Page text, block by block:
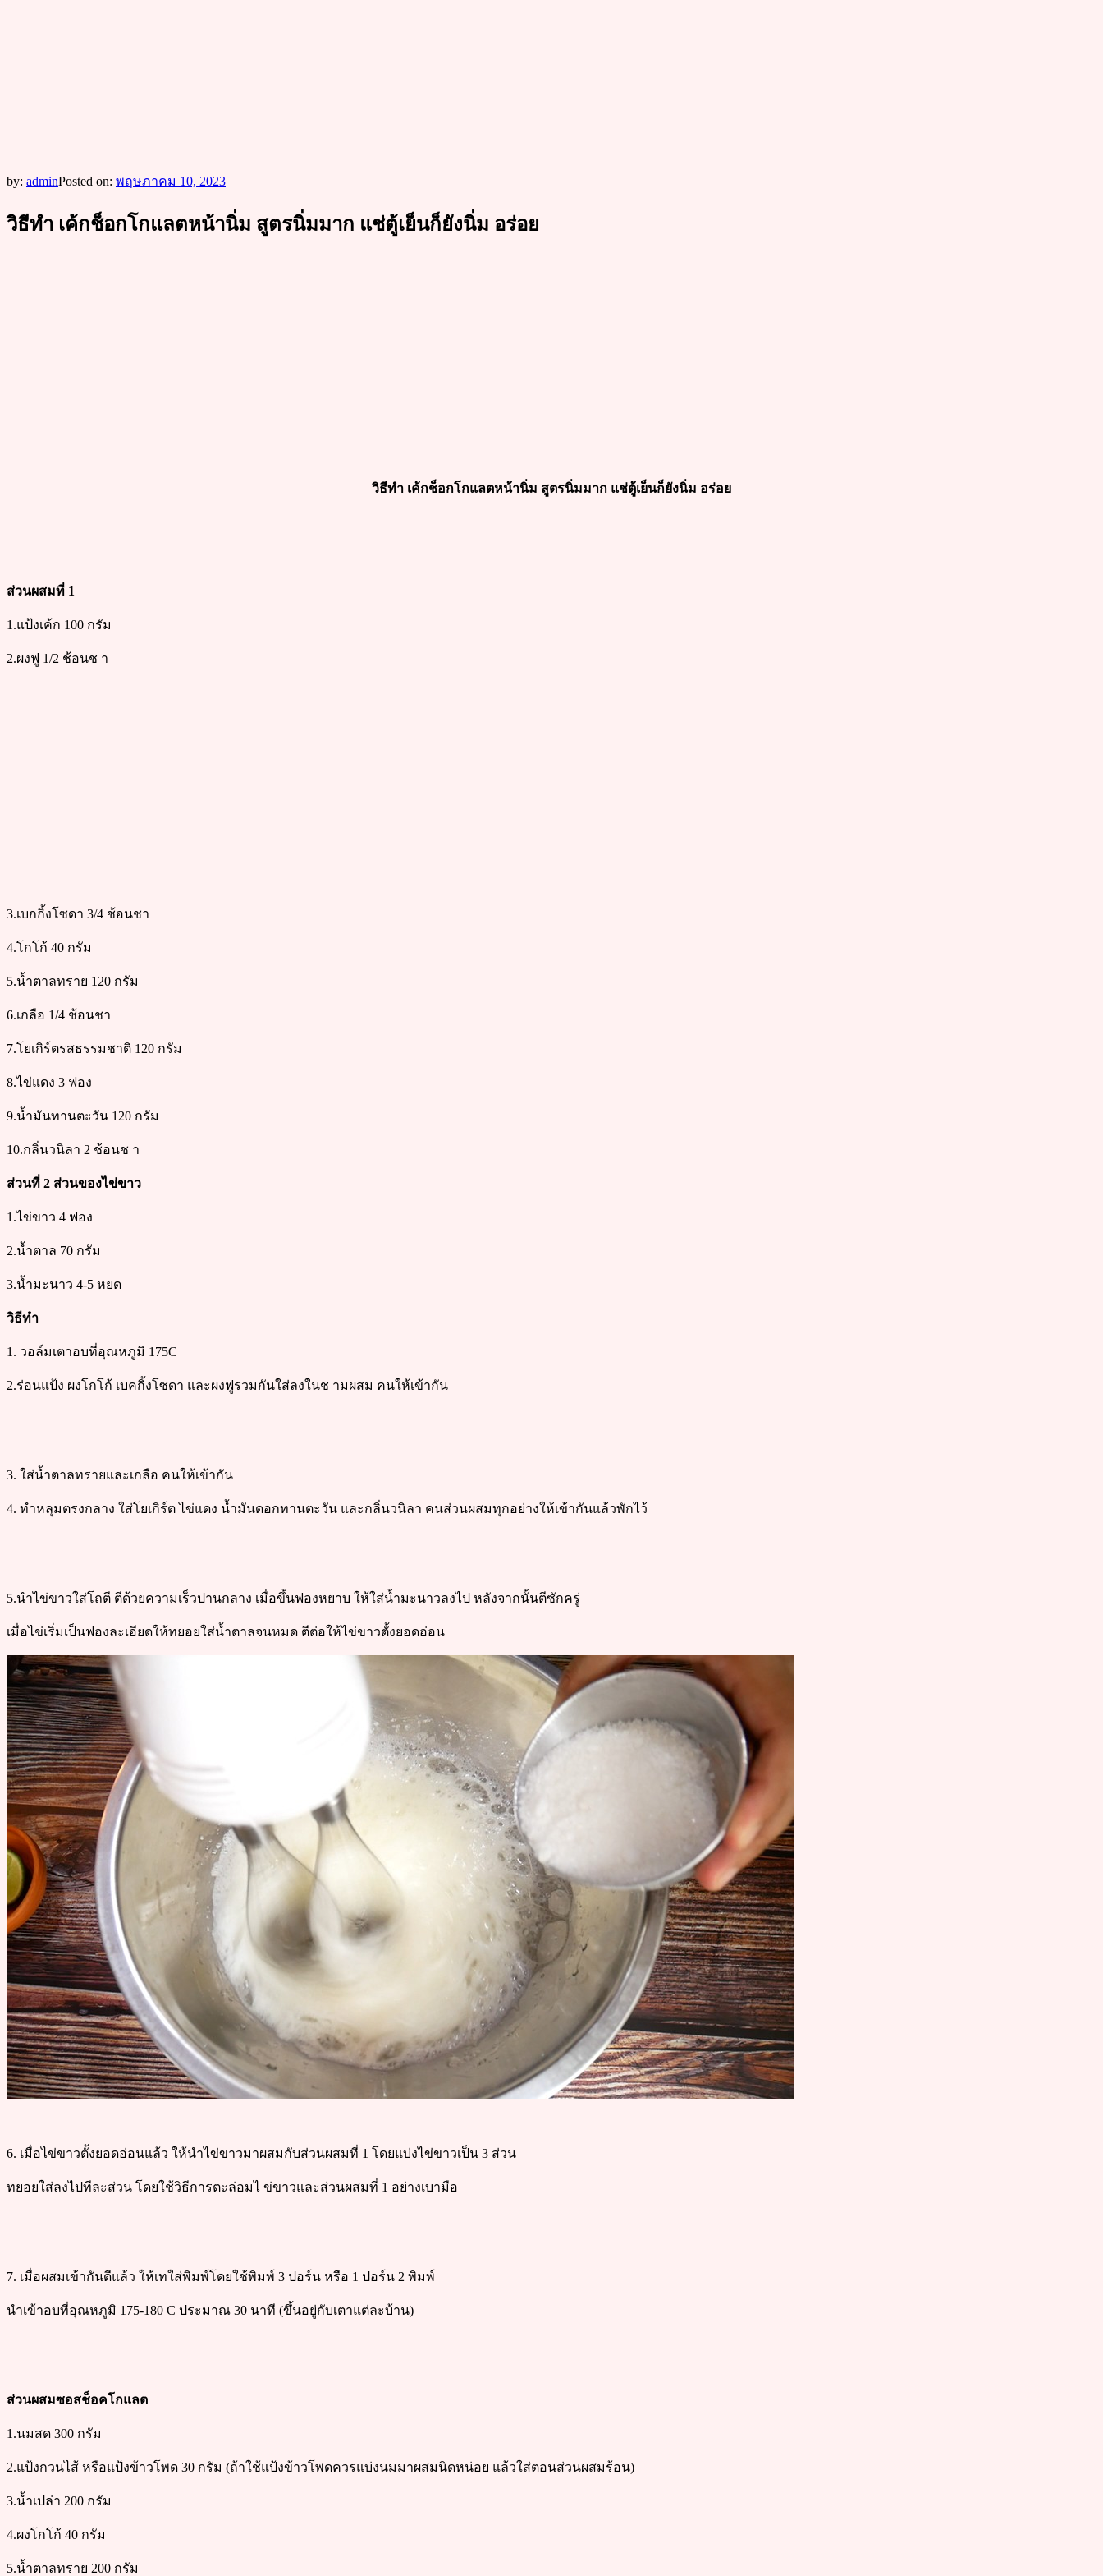
by: adminPosted on: พฤษภาคม 10, 2023
วิธีทำ เค้กช็อกโกแลตหน้านิ่ม สูตรนิ่มมาก แช่ตู้เย็นก็ยังนิ่ม อร่อย
วิธีทำ เค้กช็อกโกแลตหน้านิ่ม สูตรนิ่มมาก แช่ตู้เย็นก็ยังนิ่ม อร่อย
ส่วนผสมที่ 1
1.แป้งเค้ก 100 กรัม
2.ผงฟู 1/2 ช้อนช า
3.เบกกิ้งโซดา 3/4 ช้อนชา
4.โกโก้ 40 กรัม
5.น้ำตาลทราย 120 กรัม
6.เกลือ 1/4 ช้อนชา
7.โยเกิร์ตรสธรรมชาติ 120 กรัม
8.ไข่แดง 3 ฟอง
9.น้ำมันทานตะวัน 120 กรัม
10.กลิ่นวนิลา 2 ช้อนช า
ส่วนที่ 2 ส่วนของไข่ขาว
1.ไข่ขาว 4 ฟอง
2.น้ำตาล 70 กรัม
3.น้ำมะนาว 4-5 หยด
วิธีทำ
1. วอล์มเตาอบที่อุณหภูมิ 175C
2.ร่อนแป้ง ผงโกโก้ เบคกิ้งโซดา และผงฟูรวมกันใส่ลงในช ามผสม คนให้เข้ากัน
3. ใส่น้ำตาลทรายและเกลือ คนให้เข้ากัน
4. ทำหลุมตรงกลาง ใส่โยเกิร์ต ไข่แดง น้ำมันดอกทานตะวัน และกลิ่นวนิลา คนส่วนผสมทุกอย่างให้เข้ากันแล้วพักไว้
5.นำไข่ขาวใส่โถตี ตีด้วยความเร็วปานกลาง เมื่อขึ้นฟองหยาบ ให้ใส่น้ำมะนาวลงไป หลังจากนั้นตีซักครู่
เมื่อไข่เริ่มเป็นฟองละเอียดให้ทยอยใส่น้ำตาลจนหมด ตีต่อให้ไข่ขาวตั้งยอดอ่อน
6. เมื่อไข่ขาวตั้งยอดอ่อนแล้ว ให้นำไข่ขาวมาผสมกับส่วนผสมที่ 1 โดยแบ่งไข่ขาวเป็น 3 ส่วน
ทยอยใส่ลงไปทีละส่วน โดยใช้วิธีการตะล่อมไ ข่ขาวและส่วนผสมที่ 1 อย่างเบามือ
7. เมื่อผสมเข้ากันดีแล้ว ให้เทใส่พิมพ์โดยใช้พิมพ์ 3 ปอร์น หรือ 1 ปอร์น 2 พิมพ์
นำเข้าอบที่อุณหภูมิ 175-180 C ประมาณ 30 นาที (ขึ้นอยู่กับเตาแต่ละบ้าน)
ส่วนผสมซอสช็อคโกแลต
1.นมสด 300 กรัม
2.แป้งกวนไส้ หรือแป้งข้าวโพด 30 กรัม (ถ้าใช้แป้งข้าวโพดควรแบ่งนมมาผสมนิดหน่อย แล้วใส่ตอนส่วนผสมร้อน)
3.น้ำเปล่า 200 กรัม
4.ผงโกโก้ 40 กรัม
5.น้ำตาลทราย 200 กรัม